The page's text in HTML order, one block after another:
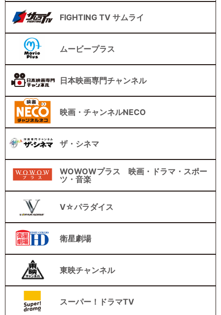
FIGHTING TV サムライ
ムービープラス
日本映画専門チャンネル
映画・チャンネルNECO
ザ・シネマ
WOWOWプラス 映画・ドラマ・スポー
ツ・音楽
V☆パラダイス
衛星劇場
東映チャンネル
スーパー！ドラマTV